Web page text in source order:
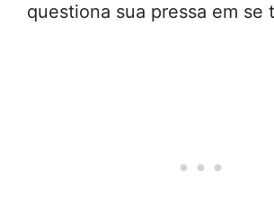
questiona sua pressa em se